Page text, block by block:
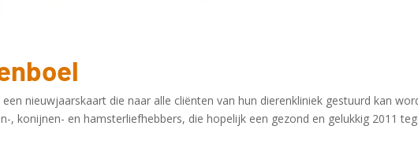
nieuwjaarskaart die naar alle cliënten van hun dierenkliniek gestuurd kan
, konijnen- en hamsterliefhebbers, die hopelijk een gezond en gelukkig 2011